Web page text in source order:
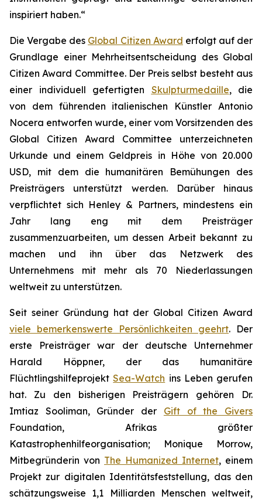
inspiriert haben.“
Die Vergabe des Global Citizen Award erfolgt auf der
Grundlage einer Mehrheitsentscheidung des Global
Citizen Award Committee. Der Preis selbst besteht aus
einer individuell gefertigten Skulpturmedaille, die
von dem führenden italienischen Künstler Antonio
Nocera entworfen wurde, einer vom Vorsitzenden des
Global Citizen Award Committee unterzeichneten
Urkunde und einem Geldpreis in Höhe von 20.000
USD, mit dem die humanitären Bemühungen des
Preisträgers unterstützt werden. Darüber hinaus
verpflichtet sich Henley & Partners, mindestens ein
Jahr lang eng mit dem Preisträger
zusammenzuarbeiten, um dessen Arbeit bekannt zu
machen und ihn über das Netzwerk des
Unternehmens mit mehr als 70 Niederlassungen
weltweit zu unterstützen.
Seit seiner Gründung hat der Global Citizen Award
viele bemerkenswerte Persönlichkeiten geehrt. Der
erste Preisträger war der deutsche Unternehmer
Harald Höppner, der das humanitäre
FlüchtlingshilfeprojektSea-Watch ins Leben gerufen
hat. Zu den bisherigen Preisträgern gehören Dr.
Imtiaz Sooliman, Gründer der Gift of the Givers
Foundation, Afrikas größter
Katastrophenhilfeorganisation; Monique Morrow,
Mitbegründerin von The Humanized Internet, einem
Projekt zur digitalen Identitätsfeststellung, das den
schätzungsweise 1,1 Milliarden Menschen weltweit,